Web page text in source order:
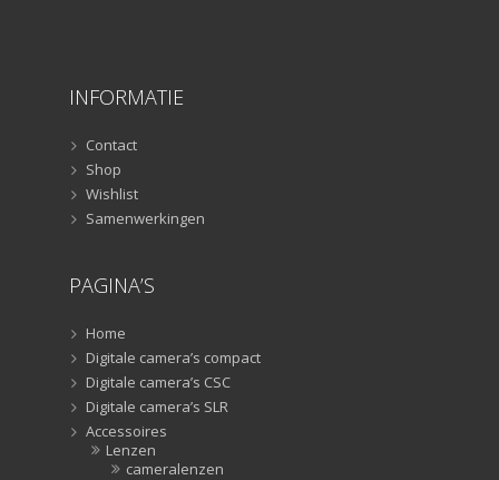
INFORMATIE
Contact
Shop
Wishlist
Samenwerkingen
PAGINA’S
Home
Digitale camera’s compact
Digitale camera’s CSC
Digitale camera’s SLR
Accessoires
Lenzen
cameralenzen